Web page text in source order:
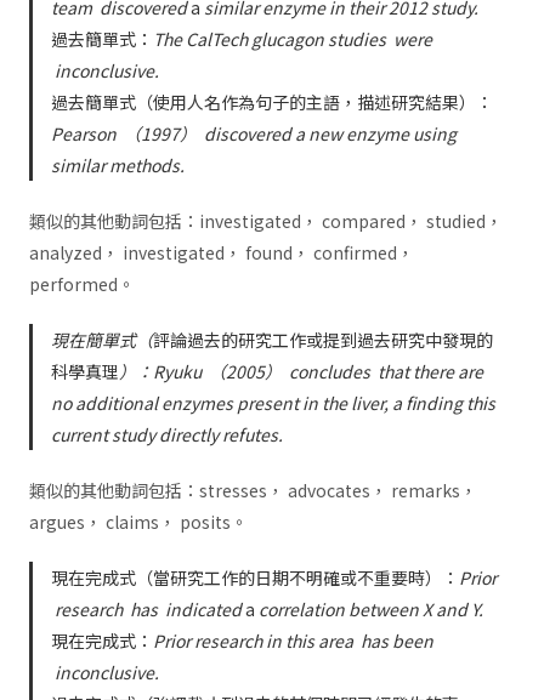
team discovereda similar enzyme in their 2012 study.
過去簡單式： The CalTech glucagon studies were
inconclusive.
過去簡單式（使用人名作為句子的主語，描述研究結果）：
Pearson （1997） discovered a new enzyme using
similar methods.
類似的其他動詞包括：investigated， compared， studied，
analyzed， investigated， found， confirmed，
performed。
現在簡單式（評論過去的研究工作或提到過去研究中發現的
科學真理）：Ryuku （2005） concludes that there are
no additional enzymes present in the liver, a finding this
current study directly refutes.
類似的其他動詞包括：stresses， advocates， remarks，
argues， claims， posits。
現在完成式（當研究工作的日期不明確或不重要時）： Prior
research has indicateda correlation between X and Y.
現在完成式： Prior research in this area has been
inconclusive.